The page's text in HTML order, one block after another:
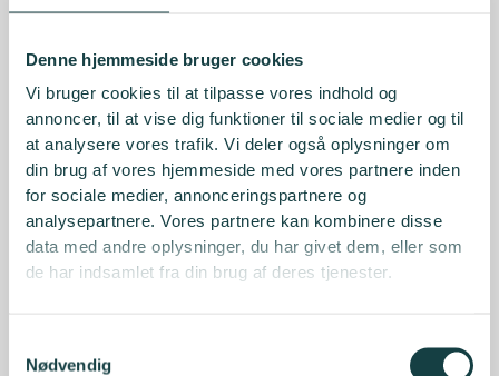
Denne hjemmeside bruger cookies
Vi bruger cookies til at tilpasse vores indhold og
annoncer, til at vise dig funktioner til sociale medier og til
at analysere vores trafik. Vi deler også oplysninger om
din brug af vores hjemmeside med vores partnere inden
for sociale medier, annonceringspartnere og
analysepartnere. Vores partnere kan kombinere disse
data med andre oplysninger, du har givet dem, eller som
de har indsamlet fra din brug af deres tjenester.
Nødvendig